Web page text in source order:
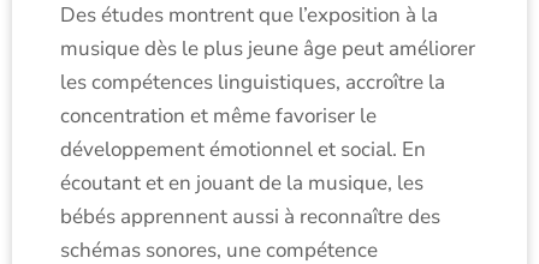
Des études montrent que l’exposition à la
musique dès le plus jeune âge peut améliorer
les compétences linguistiques, accroître la
concentration et même favoriser le
développement émotionnel et social. En
écoutant et en jouant de la musique, les
bébés apprennent aussi à reconnaître des
schémas sonores, une compétence